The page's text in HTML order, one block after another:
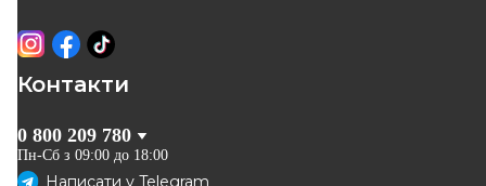
-10 %
Контакти
0 800 209 780
Пн-Сб з 09:00 до 18:00
Написати у Telegram